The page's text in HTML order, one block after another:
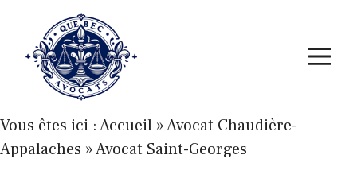
contenu
Vous êtes ici :Accueil »Avocat Chaudière-
Appalaches »Avocat Saint-Georges